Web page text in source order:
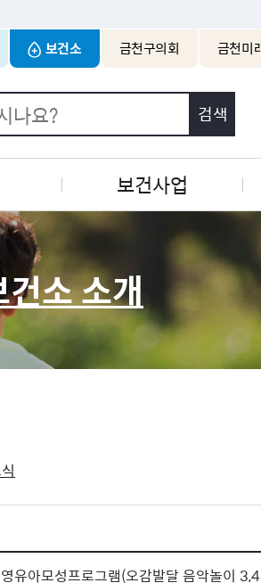
보건소 금천구의회 금천미
보건사업
건소 소개
유아모성프로그램(오감발달 음악놀이